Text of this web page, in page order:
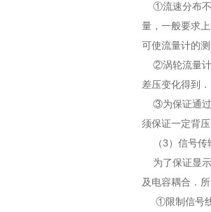
①流速分布不
量，一般要
可使流量计的
②涡轮流量计
差压变化得到．
③为保证通过
须保证一定背
（3）信号传
为了保证显示
及电容耦合．所
①限制信号线